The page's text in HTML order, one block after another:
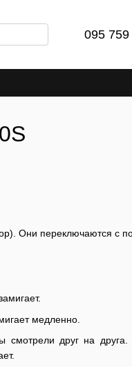
095
Они переключаются с
медленно.
друг на